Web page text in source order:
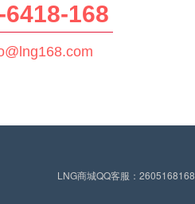
6418-168
LNG商城QQ客服：2605168168